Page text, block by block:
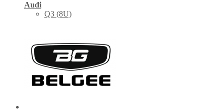
Audi
Q3 (8U)